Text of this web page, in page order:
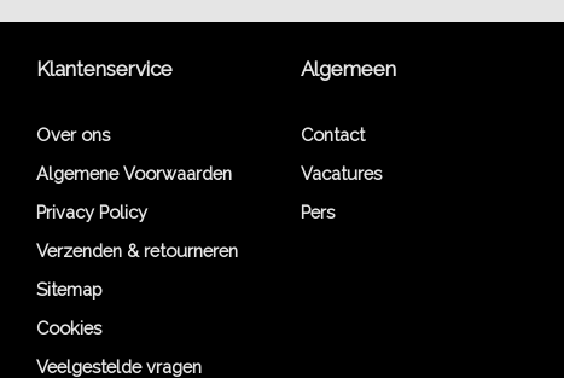
Klantenservice
Over ons
Algemene Voorwaarden
Privacy Policy
Verzenden & retourneren
Sitemap
Cookies
Veelgestelde vragen
Algemeen
Contact
Vacatures
Pers